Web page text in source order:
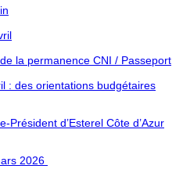
la permanence CNI / Passeport
: des orientations budgétaires
Président d’Esterel Côte d’Azur
2026